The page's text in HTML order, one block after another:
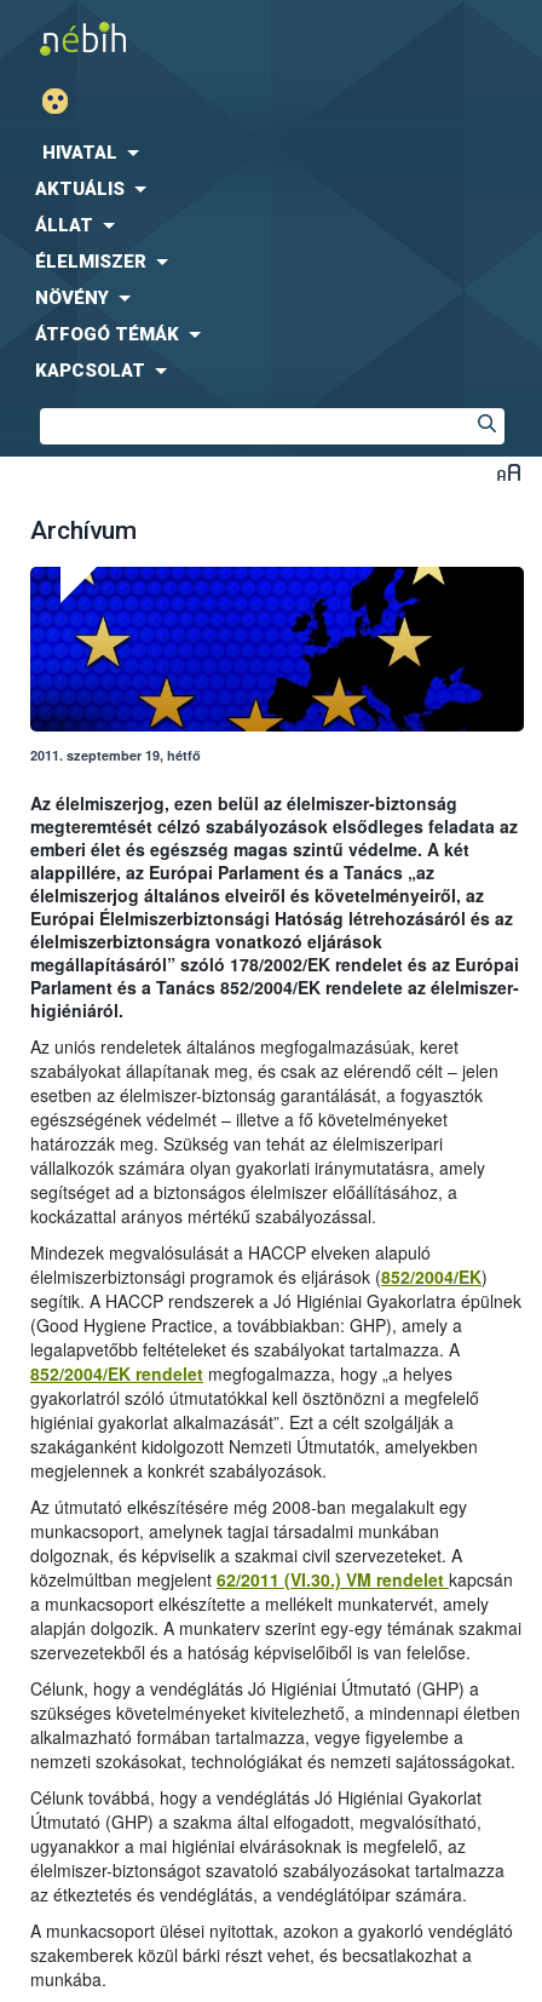
HIVATAL
AKTUÁLIS
ÁLLAT
ÉLELMISZER
NÖVÉNY
ÁTFOGÓ TÉMÁK
KAPCSOLAT
Archívum
2011. szeptember 19, hétfő
Az élelmiszerjog, ezen belül az élelmiszer-biztonság
megteremtését célzó szabályozások elsődleges feladata az
emberi élet és egészség magas szintű védelme. A két
alappillére, az Európai Parlament és a Tanács „az
élelmiszerjog általános elveiről és követelményeiről, az
Európai Élelmiszerbiztonsági Hatóság létrehozásáról és az
élelmiszerbiztonságra vonatkozó eljárások
megállapításáról” szóló 178/2002/EK rendelet és az Európai
Parlament és a Tanács 852/2004/EK rendelete az élelmiszer-
higiéniáról.
Az uniós rendeletek általános megfogalmazásúak, keret
szabályokat állapítanak meg, és csak az elérendő célt – jelen
esetben az élelmiszer-biztonság garantálását, a fogyasztók
egészségének védelmét – illetve a fő követelményeket
határozzák meg. Szükség van tehát az élelmiszeripari
vállalkozók számára olyan gyakorlati iránymutatásra, amely
segítséget ad a biztonságos élelmiszer előállításához, a
kockázattal arányos mértékű szabályozással.
Mindezek megvalósulását a HACCP elveken alapuló
élelmiszerbiztonsági programok és eljárások (852/2004/EK)
segítik. A HACCP rendszerek a Jó Higiéniai Gyakorlatra épülnek
(Good Hygiene Practice, a továbbiakban: GHP), amely a
legalapvetőbb feltételeket és szabályokat tartalmazza. A
852/2004/EK rendelet megfogalmazza, hogy „a helyes
gyakorlatról szóló útmutatókkal kell ösztönözni a megfelelő
higiéniai gyakorlat alkalmazását”. Ezt a célt szolgálják a
szakáganként kidolgozott Nemzeti Útmutatók, amelyekben
megjelennek a konkrét szabályozások.
Az útmutató elkészítésére még 2008-ban megalakult egy
munkacsoport, amelynek tagjai társadalmi munkában
dolgoznak, és képviselik a szakmai civil szervezeteket. A
közelmúltban megjelent 62/2011 (VI.30.) VM rendelet kapcsán
a munkacsoport elkészítette a mellékelt munkatervét, amely
alapján dolgozik. A munkaterv szerint egy-egy témának szakmai
szervezetekből és a hatóság képviselőiből is van felelőse.
Célunk, hogy a vendéglátás Jó Higiéniai Útmutató (GHP) a
szükséges követelményeket kivitelezhető, a mindennapi életben
alkalmazható formában tartalmazza, vegye figyelembe a
nemzeti szokásokat, technológiákat és nemzeti sajátosságokat.
Célunk továbbá, hogy a vendéglátás Jó Higiéniai Gyakorlat
Útmutató (GHP) a szakma által elfogadott, megvalósítható,
ugyanakkor a mai higiéniai elvárásoknak is megfelelő, az
élelmiszer-biztonságot szavatoló szabályozásokat tartalmazza
az étkeztetés és vendéglátás, a vendéglátóipar számára.
A munkacsoport ülései nyitottak, azokon a gyakorló vendéglátó
szakemberek közül bárki részt vehet, és becsatlakozhat a
munkába.